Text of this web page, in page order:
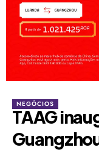
NEGÓCIOS
TAAG